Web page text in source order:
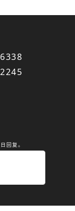
回复。